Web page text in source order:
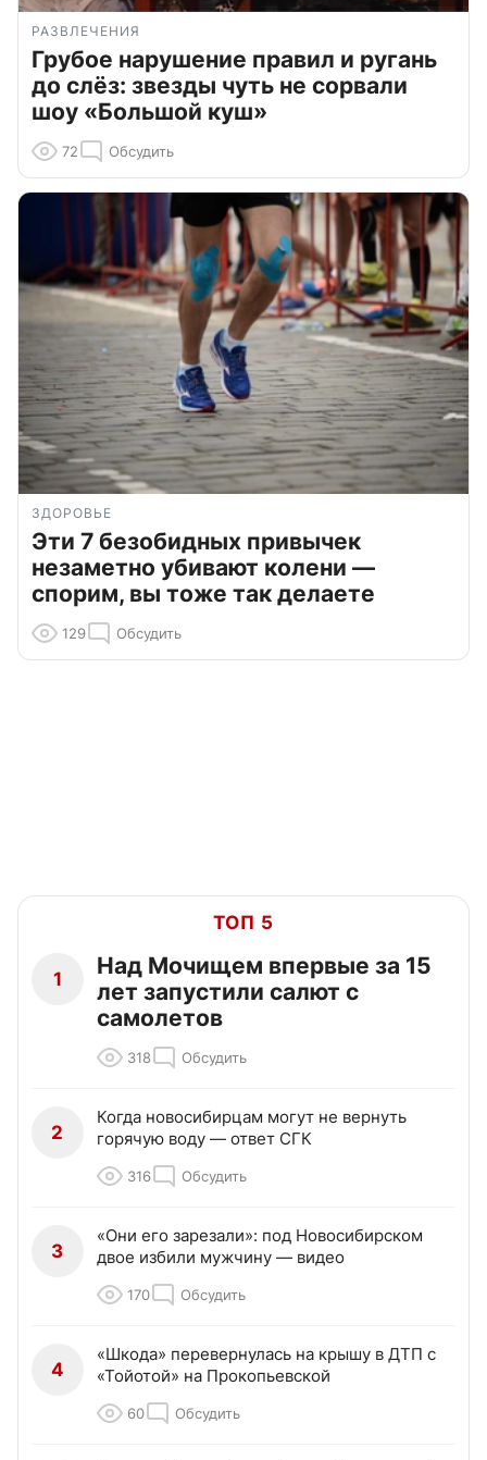
РАЗВЛЕЧЕНИЯ
Грубое нарушение правил и ругань
до слёз: звезды чуть не сорвали
шоу «Большой куш»
72 Обсудить
ЗДОРОВЬЕ
Эти 7 безобидных привычек
незаметно убивают колени —
спорим, вы тоже так делаете
129 Обсудить
ТОП 5
1
Над Мочищем впервые за 15
лет запустили салют с
самолетов
318 Обсудить
2
Когда новосибирцам могут не вернуть
горячую воду — ответ СГК
316 Обсудить
3
«Они его зарезали»: под Новосибирском
двое избили мужчину — видео
170 Обсудить
4
«Шкода» перевернулась на крышу в ДТП с
«Тойотой» на Прокопьевской
60 Обсудить